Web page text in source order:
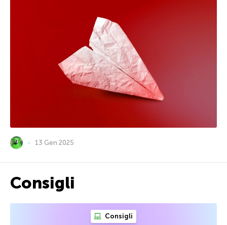
13 Gen 2025
Consigli
Consigli